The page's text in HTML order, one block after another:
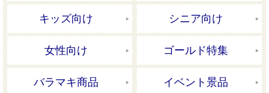
キッズ向け シニア向け
女性向け ゴールド特集
バラマキ商品 イベント景品